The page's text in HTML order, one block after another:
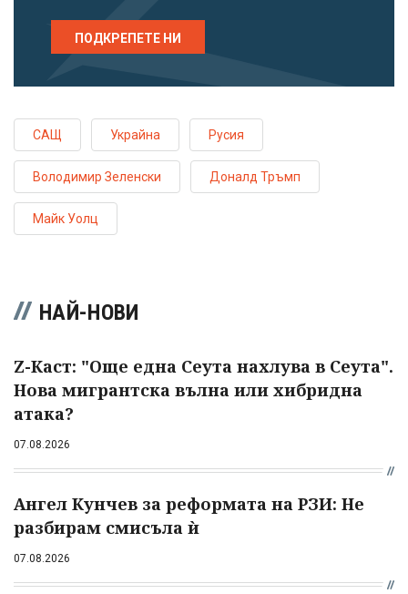
ПОДКРЕПЕТЕ НИ
САЩ Украйна Русия
Володимир Зеленски Доналд Тръмп
Майк Уолц
НАЙ-НОВИ
Z-Каст: "Още една Сеута нахлува в Сеута".
Нова мигрантска вълна или хибридна
атака?
07.08.2026
Ангел Кунчев за реформата на РЗИ: Не
разбирам смисъла ѝ
07.08.2026